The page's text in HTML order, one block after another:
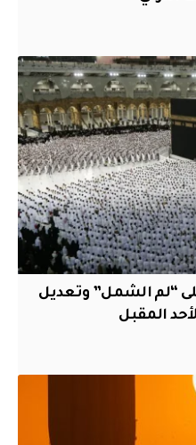
“لم الشمل” وتعديل
المقبل